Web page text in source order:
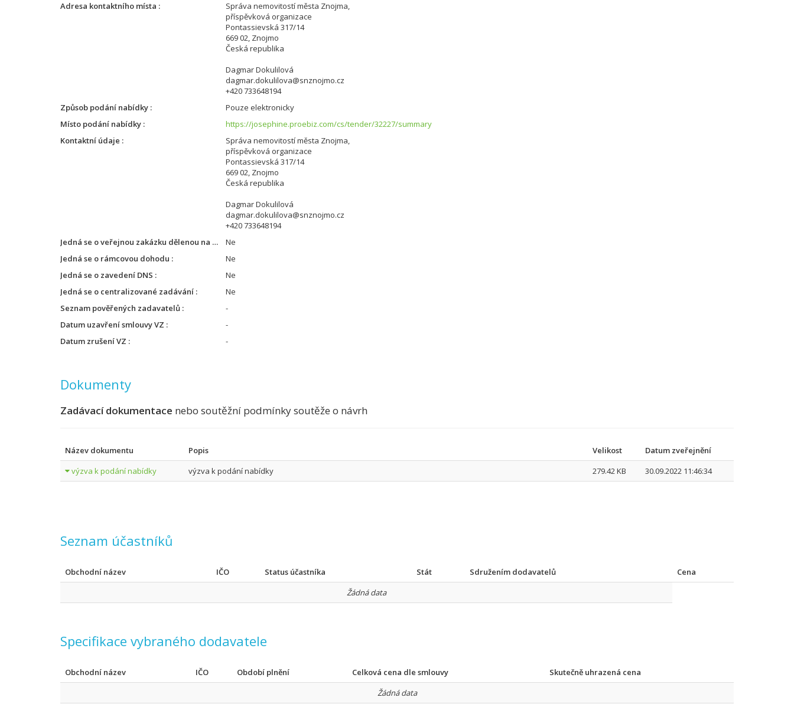
Adresa kontaktního místa
Správa nemovitostí města Znojma,
příspěvková organizace
Pontassievská 317/14
669 02, Znojmo
Česká republika
Dagmar Dokulilová
dagmar.dokulilova@snznojmo.cz
+420 733648194
Způsob podání nabídky
Pouze elektronicky
Místo podání nabídky
https://josephine.proebiz.com/cs/tender/32227/summary
Kontaktní údaje
Správa nemovitostí města Znojma,
příspěvková organizace
Pontassievská 317/14
669 02, Znojmo
Česká republika
Dagmar Dokulilová
dagmar.dokulilova@snznojmo.cz
+420 733648194
Jedná se o veřejnou zakázku dělenou na části
Ne
Jedná se o rámcovou dohodu
Ne
Jedná se o zavedení DNS
Ne
Jedná se o centralizované zadávání
Ne
Seznam pověřených zadavatelů
-
Datum uzavření smlouvy VZ
-
Datum zrušení VZ
-
Dokumenty
Zadávací dokumentace nebo soutěžní podmínky soutěže o návrh
Název dokumentu Popis Velikost
Datum zveřejnění
výzva k podání nabídky
výzva k podání nabídky 279.42 KB 30.09.2022 11:46:34
Seznam účastníků
Obchodní název IČO Status účastníka Stát Sdružením dodavatelů
Cena
Žádná data
Specifikace vybraného dodavatele
Obchodní název IČO Období plnění Celková cena dle smlouvy
Skutečně uhrazená cena
Žádná data